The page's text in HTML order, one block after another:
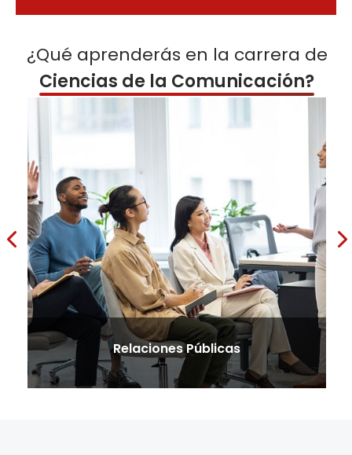
¿Qué aprenderás en la carrera de
Ciencias de la Comunicación?
Relaciones Públicas